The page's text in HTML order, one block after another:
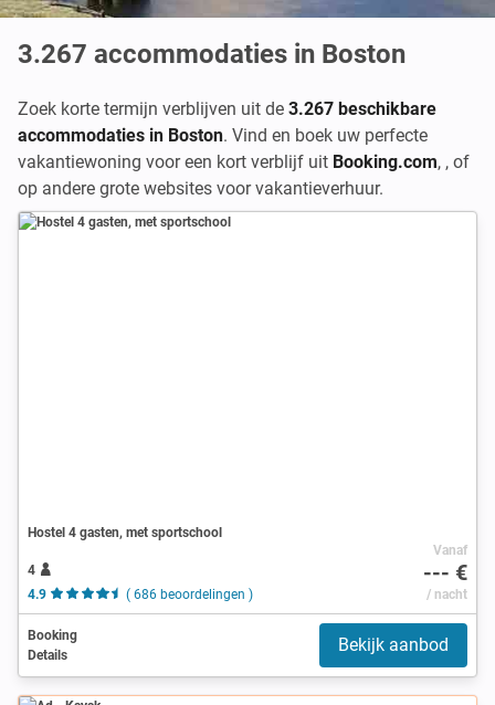
3.267 accommodaties in Boston
Zoek korte termijn verblijven uit de 3.267 beschikbare
accommodaties in Boston. Vind en boek uw perfecte
vakantiewoning voor een kort verblijf uit Booking.com, , of
op andere grote websites voor vakantieverhuur.
Hostel 4 gasten, met sportschool
4
4.9
( 686 beoordelingen )
Vanaf
--- €
/ nacht
Booking
Details
Bekijk aanbod